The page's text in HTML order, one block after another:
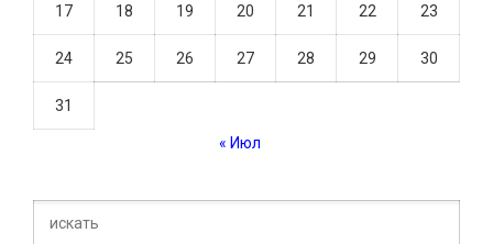
17 18 19 20 21 22 23
24 25 26 27 28 29 30
31
« Июл